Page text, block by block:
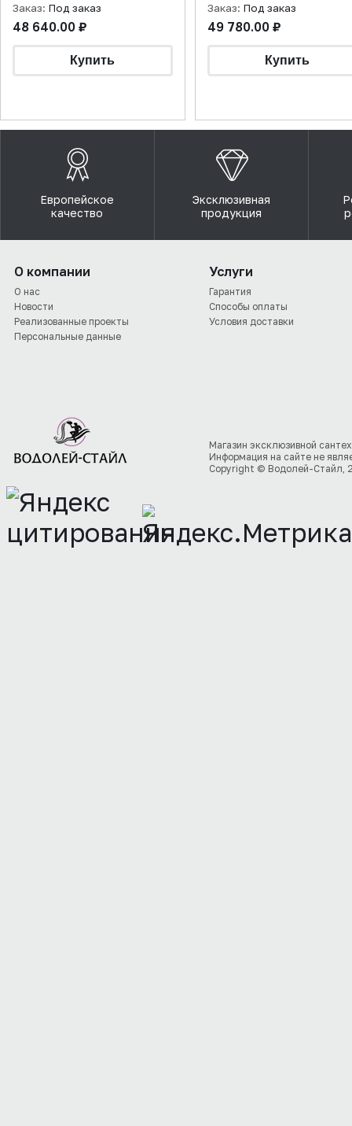
Заказ: Под заказ
48 640.00 ₽
Заказ: Под заказ
49 780.00 ₽
Европейское
качество
Эксклюзивная
продукция
О компании
О нас
Новости
Реализованные проекты
Персональные данные
Услуги
Гарантия
Способы оплаты
Условия доставки
Магазин эксклюзивной
Информация на сайте не
Copyright © Водолей-Стайл,